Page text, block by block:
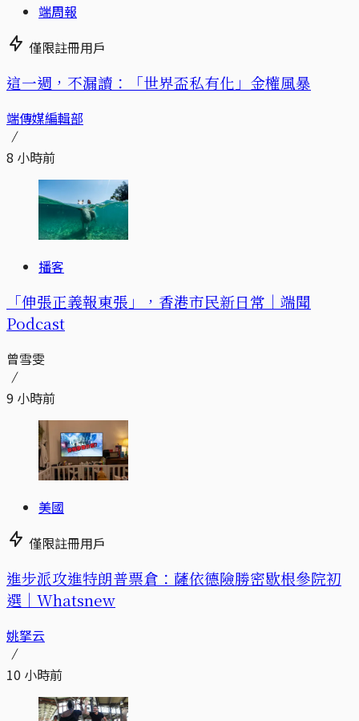
端周報
僅限註冊用戶
這一週，不漏讀：「世界盃私有化」金權風暴
端傳媒編輯部
8 小時前
播客
「伸張正義報東張」，香港市民新日常｜端聞
Podcast
曾雪雯
9 小時前
美國
僅限註冊用戶
進步派攻進特朗普票倉：薩依德險勝密歇根參院初
選｜Whatsnew
姚拏云
10 小時前